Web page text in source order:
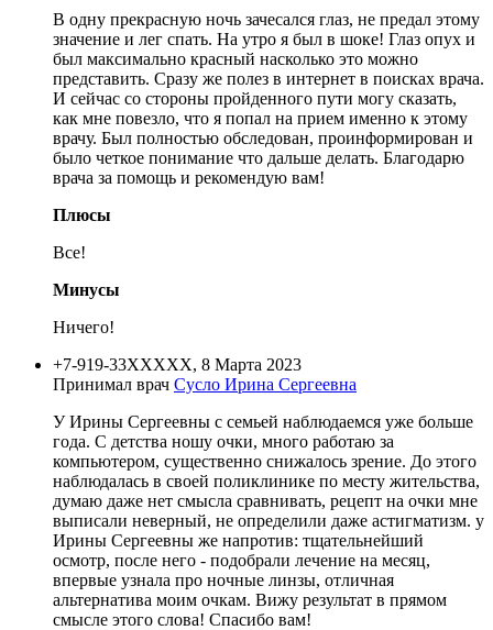
В одну прекрасную ночь зачесался глаз, не предал этому
значение и лег спать. На утро я был в шоке! Глаз опух и
был максимально красный насколько это можно
представить. Сразу же полез в интернет в поисках врача.
И сейчас со стороны пройденного пути могу сказать,
как мне повезло, что я попал на прием именно к этому
врачу. Был полностью обследован, проинформирован и
было четкое понимание что дальше делать. Благодарю
врача за помощь и рекомендую вам!
Плюсы
Все!
Минусы
Ничего!
+7-919-33XXXXX, 8 Марта 2023
Принимал врач Сусло Ирина Сергеевна
У Ирины Сергеевны с семьей наблюдаемся уже больше
года. С детства ношу очки, много работаю за
компьютером, существенно снижалось зрение. До этого
наблюдалась в своей поликлинике по месту жительства,
думаю даже нет смысла сравнивать, рецепт на очки мне
выписали неверный, не определили даже астигматизм. у
Ирины Сергеевны же напротив: тщательнейший
осмотр, после него - подобрали лечение на месяц,
впервые узнала про ночные линзы, отличная
альтернатива моим очкам. Вижу результат в прямом
смысле этого слова! Спасибо вам!